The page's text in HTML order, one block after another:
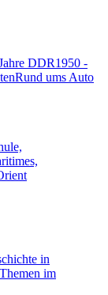
DDR1950 -
Rund ums Auto
in
Themen im